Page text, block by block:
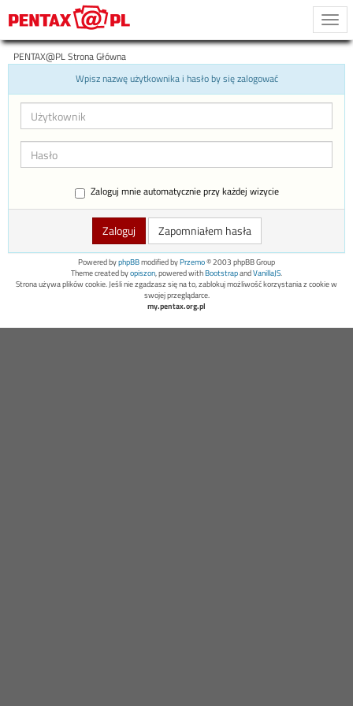
PENTAX@PL Strona Główna
Wpisz nazwę użytkownika i hasło by się zalogować
Zaloguj mnie automatycznie przy każdej wizycie
Zapomniałem hasła
Powered byphpBBmodified byPrzemo© 2003 phpBB Group
Theme created byopiszon, powered withBootstrapandVanillaJS.
Strona używa plików cookie. Jeśli nie zgadzasz się na to, zablokuj możliwość korzystania z cookie w
swojej przeglądarce.
my.pentax.org.pl